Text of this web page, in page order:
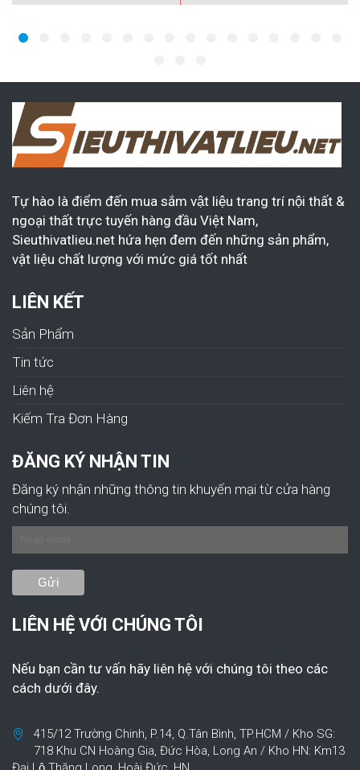
Tự hào là điểm đến mua sắm vật liệu trang trí nội thất &
ngoại thất trực tuyến hàng đầu Việt Nam,
Sieuthivatlieu.net hứa hẹn đem đến những sản phẩm,
vật liệu chất lượng với mức giá tốt nhất
LIÊN KẾT
Sản Phẩm
Tin tức
Liên hệ
Kiếm Tra Đơn Hàng
ĐĂNG KÝ NHẬN TIN
Đăng ký nhận những thông tin khuyến mại từ cửa hàng
chúng tôi.
LIÊN HỆ VỚI CHÚNG TÔI
Nếu bạn cần tư vấn hãy liên hệ với chúng tôi theo các
cách dưới đây.
415/12 Trường Chinh, P.14, Q.Tân Bình, TP.HCM / Kho SG:
718 Khu CN Hoàng Gia, Đức Hòa, Long An / Kho HN: Km13